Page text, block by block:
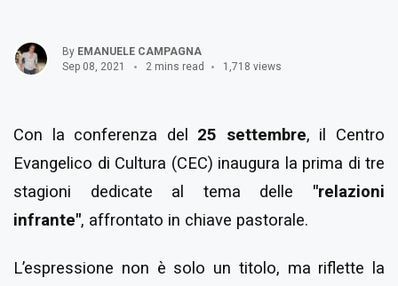
By EMANUELE CAMPAGNA
Sep 08, 2021
2 mins read 1,718 views
Con la conferenza del 25 settembre, il Centro
Evangelico di Cultura (CEC) inaugura la prima di tre
stagioni dedicate al tema delle "relazioni
infrante", affrontato in chiave pastorale.
L’espressione non è solo un titolo, ma riflette la